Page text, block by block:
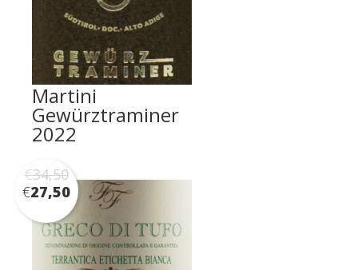
Martini
Gewürztraminer
2022
€34,50
€27,50